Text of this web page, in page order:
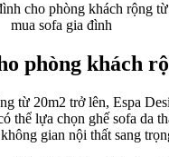
cho phòng khách rộng
mua sofa gia đình
phòng khách
từ 20m2 trở lên, Espa
thể lựa chọn ghế sofa da
gian nội thất sang